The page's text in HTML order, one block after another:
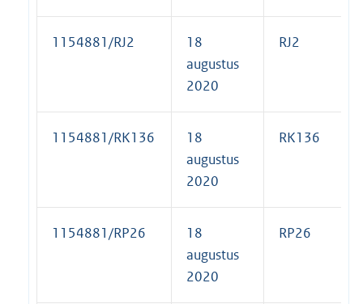
1154881/RJ2
18
augustus
2020
RJ2
1154881/RK136
18
augustus
2020
RK136
1154881/RP26
18
augustus
2020
RP26